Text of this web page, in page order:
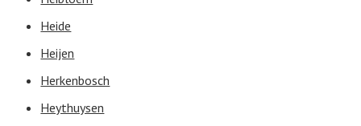
Heide
Heijen
Herkenbosch
Heythuysen